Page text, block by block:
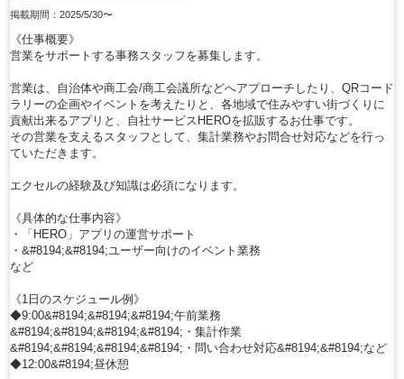
掲載期間：2025/5/30〜
《仕事概要》
営業をサポートする事務スタッフを募集します。
営業は、自治体や商工会/商工会議所などへアプローチしたり、QRコード
ラリーの企画やイベントを考えたりと、各地域で住みやすい街づくりに
貢献出来るアプリと、自社サービスHEROを拡販するお仕事です。
その営業を支えるスタッフとして、集計業務やお問合せ対応などを行っ
ていただきます。
エクセルの経験及び知識は必須になります。
《具体的な仕事内容》
・「HERO」アプリの運営サポート
・&#8194;&#8194;ユーザー向けのイベント業務
など
《1日のスケジュール例》
◆9:00&#8194;&#8194;&#8194;午前業務
&#8194;&#8194;&#8194;&#8194;・集計作業
&#8194;&#8194;&#8194;&#8194;・問い合わせ対応&#8194;&#8194;など
◆12:00&#8194;昼休憩